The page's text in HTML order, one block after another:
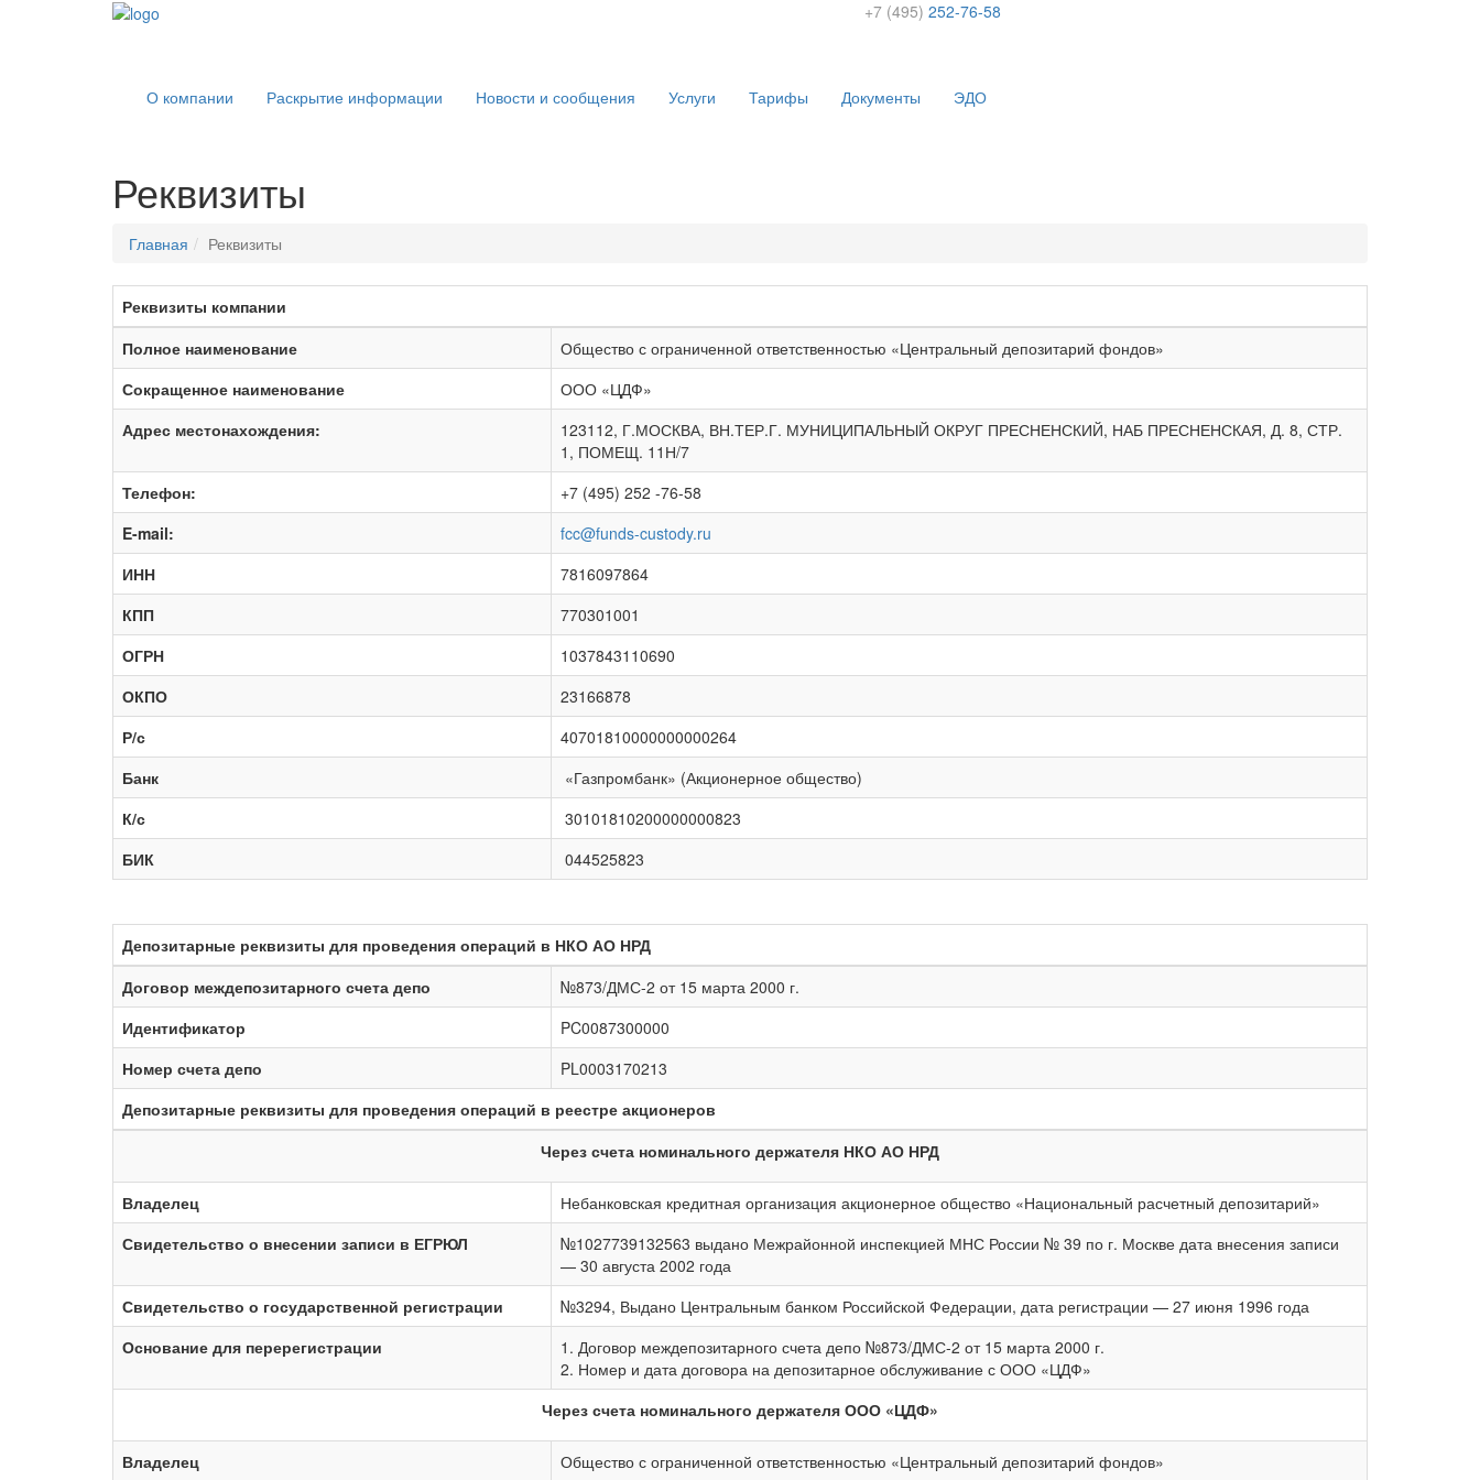
+7 (495) 252-76-58
О компании Раскрытие информации Новости и сообщения Услуги Тарифы Документы ЭДО
Реквизиты
Главная Реквизиты
Реквизиты компании
Полное наименование
Общество с ограниченной ответственностью «Центральный депозитарий фондов»
Сокращенное наименование
ООО «ЦДФ»
Адрес местонахождения:
123112, Г.МОСКВА, ВН.ТЕР.Г. МУНИЦИПАЛЬНЫЙ ОКРУГ ПРЕСНЕНСКИЙ, НАБ ПРЕСНЕНСКАЯ, Д. 8, СТР.
1, ПОМЕЩ. 11Н/7
Телефон:
+7 (495) 252 -76-58
E-mail:
fcc@funds-custody.ru
ИНН
7816097864
КПП
770301001
ОГРН
1037843110690
ОКПО
23166878
Р/с
40701810000000000264
Банк
«Газпромбанк» (Акционерное общество)
К/с
30101810200000000823
БИК
044525823
Депозитарные реквизиты для проведения операций в НКО АО НРД
Договор междепозитарного счета депо
№873/ДМС-2 от 15 марта 2000 г.
Идентификатор
PC0087300000
Номер счета депо
PL0003170213
Депозитарные реквизиты для проведения операций в реестре акционеров
Через счета номинального держателя НКО АО НРД
Владелец
Небанковская кредитная организация акционерное общество «Национальный расчетный депозитарий»
Свидетельство о внесении записи в ЕГРЮЛ
№1027739132563 выдано Межрайонной инспекцией МНС России № 39 по г. Москве дата внесения записи
— 30 августа 2002 года
Свидетельство о государственной регистрации
№3294, Выдано Центральным банком Российской Федерации, дата регистрации — 27 июня 1996 года
Основание для перерегистрации
1. Договор междепозитарного счета депо №873/ДМС-2 от 15 марта 2000 г.
2. Номер и дата договора на депозитарное обслуживание с ООО «ЦДФ»
Через счета номинального держателя ООО «ЦДФ»
Владелец Общество с ограниченной ответственностью «Центральный депозитарий фондов»